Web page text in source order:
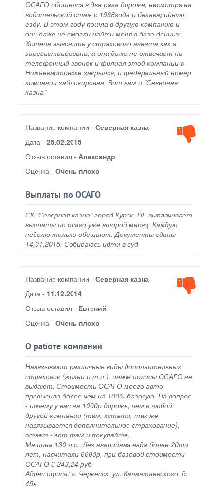
ОСАГО обошелся в два раза дороже, несмотря на
водительский стаж с 1998года и безаварийную
езду. В этом году пошла в другую компанию и
они даже не смогли найти меня в базе данных.
Хотела выяснить у страхового агента как я
зарегистрирована, а она даже не отвечает на
телефонный звонок и филиал этой компании в
Нижневартовске закрылся, и федеральный номер
компании заблокирован. Вот вам и "Северная
казна"
Название компании - Северная казна
Дата - 25.02.2015
Отзыв оставил - Александр
Оценка - Очень плохо
Выплаты по ОСАГО
СК "Северная казна" город Курск, НЕ выплачивает
выплаты по осаго уже второй месяц. Каждую
неделю только обещают. Документы сданы
14,01,2015. Собираюсь идти в суд.
Название компании - Северная казна
Дата - 11.12.2014
Отзыв оставил - Евгений
Оценка - Очень плохо
О работе компании
Навязывают различные виды дополнительных
страховок (жизни и т.п.), иначе полисы ОСАГО не
выдают. Стоимость ОСАГО моего авто
превысила более чем на 100% базовую. На вопрос
- почему у вас на 1000р дороже, чем в любой
другой компании (там, кстати, так же
навязывается дополнительное страхование),
ответ - вот там и покупайте.
Машина 130 л.с., без аварийная езда более 20ти
лет, насчитали 6600р, при базовой стоимости
ОСАГО 3 243,24 руб.
Адрес офиса: г. Черкесск, ул. Калантаевского, д.
45а